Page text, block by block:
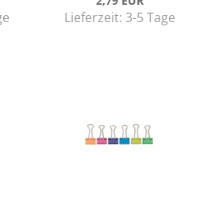
Lieferzeit: 3-5 Tage